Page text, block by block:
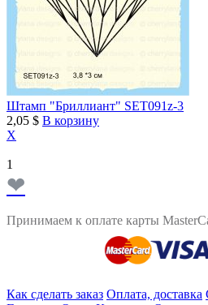
Штамп "Бриллиант" SET091z-3
2,05 $ В корзину
X
1
❤
Принимаем к оплате карты
Как сделать заказ Оплата, доставка